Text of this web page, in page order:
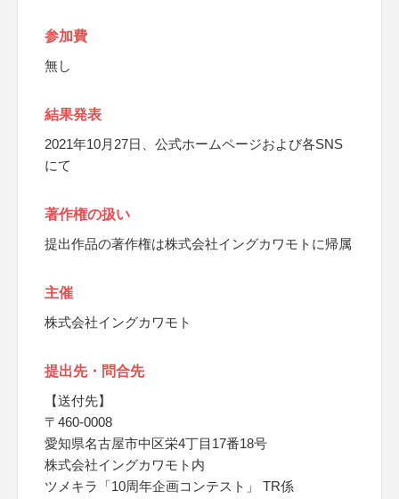
参加費
無し
結果発表
2021年10月27日、公式ホームページおよび各SNS
にて
著作権の扱い
提出作品の著作権は株式会社イングカワモトに帰属
主催
株式会社イングカワモト
提出先・問合先
【送付先】
〒460-0008
愛知県名古屋市中区栄4丁目17番18号
株式会社イングカワモト内
ツメキラ「10周年企画コンテスト」 TR係